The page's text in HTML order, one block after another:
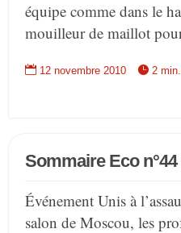
équipe comme dans le
mouilleur de maillot
 12 novembre 2010  2 min.
Sommaire Eco n°44
Événement Unis à
salon de Moscou, les